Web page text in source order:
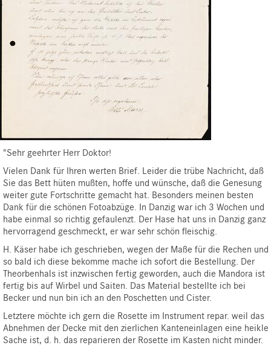
"Sehr geehrter Herr Doktor!
Vielen Dank für Ihren werten Brief. Leider die trübe Nachricht, daß
Sie das Bett hüten mußten, hoffe und wünsche, daß die Genesung
weiter gute Fortschritte gemacht hat. Besonders meinen besten
Dank für die schönen Fotoabzüge. In Danzig war ich 3 Wochen und
habe einmal so richtig gefaulenzt. Der Hase hat uns in Danzig ganz
hervorragend geschmeckt, er war sehr schön fleischig.
H. Käser habe ich geschrieben, wegen der Maße für die Rechen und
so bald ich diese bekomme mache ich sofort die Bestellung. Der
Theorbenhals ist inzwischen fertig geworden, auch die Mandora ist
fertig bis auf Wirbel und Saiten. Das Material bestellte ich bei
Becker und nun bin ich an den Poschetten und Cister.
Letztere möchte ich gern die Rosette im Instrument repar. weil das
Abnehmen der Decke mit den zierlichen Kanteneinlagen eine heikle
Sache ist, d. h. das reparieren der Rosette im Kasten nicht minder.